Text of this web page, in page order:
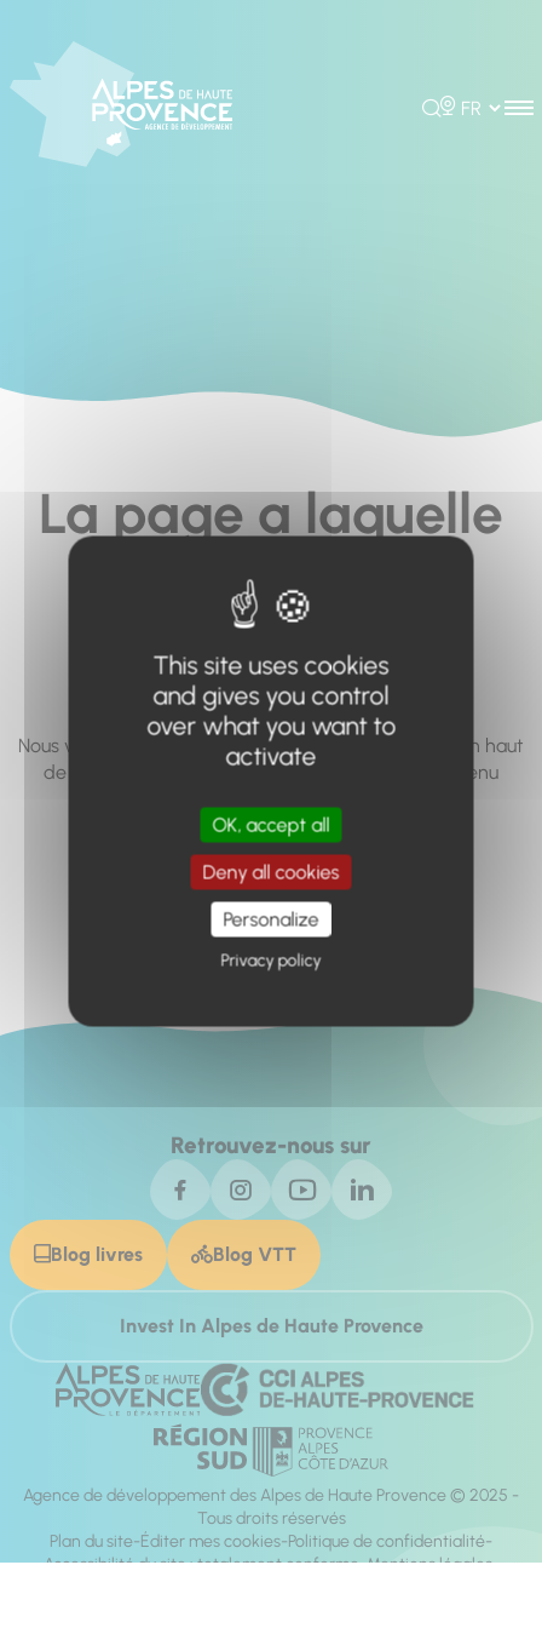
Rechercher
Choisir la
La page a laquelle
vous cherchez à
accéder n'existe
pas... ou plus.
Nous vous invitons à utiliser le moteur de recherche en haut
de page, ou à utiliser le menu pour trouver le contenu
Retour à l'accueil
Retrouvez-nous sur
Blog livres Blog VTT
Invest In Alpes de Haute Provence
Agence de développement des Alpes de Haute Provence © 2025 -
Tous droits réservés
Plan du site Éditer mes cookies Politique de confidentialité
Accessibilité du site : totalement conforme Mentions légales
This site uses cookies
and gives you control
over what you want to
activate
OK, accept all
Deny all cookies
Personalize
Privacy policy